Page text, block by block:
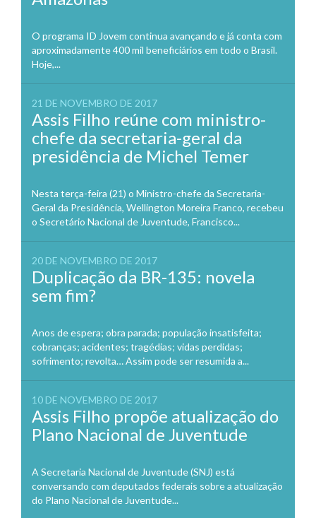
O programa ID Jovem continua avançando e já conta com
aproximadamente 400 mil beneficiários em todo o Brasil.
Hoje,...
21 DE NOVEMBRO DE 2017
Assis Filho reúne com ministro-
chefe da secretaria-geral da
presidência de Michel Temer
Nesta terça-feira (21) o Ministro-chefe da Secretaria-
Geral da Presidência, Wellington Moreira Franco, recebeu
o Secretário Nacional de Juventude, Francisco...
20 DE NOVEMBRO DE 2017
Duplicação da BR-135: novela
sem fim?
Anos de espera; obra parada; população insatisfeita;
cobranças; acidentes; tragédias; vidas perdidas;
sofrimento; revolta… Assim pode ser resumida a...
10 DE NOVEMBRO DE 2017
Assis Filho propõe atualização do
Plano Nacional de Juventude
A Secretaria Nacional de Juventude (SNJ) está
conversando com deputados federais sobre a atualização
do Plano Nacional de Juventude...